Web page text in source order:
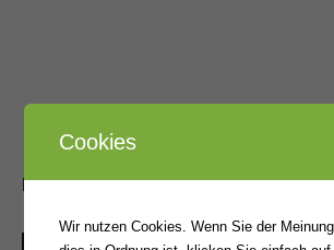
BELIEBTE PRODUKTE
Bilderrahmen 21x30 schwarz
Cookies
Wir nutzen Cookies. Wenn Sie der